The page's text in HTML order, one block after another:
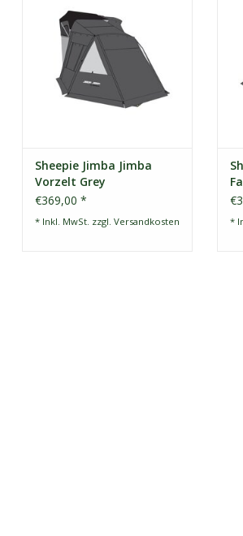
Robuste, wetterfestes Zelt für
zusätzlichen Schatten und Schutz.
Eine Größe!
Sheepie Jimba Jimba
Vorzelt Grey
€369,00 *
* Inkl. MwSt. zzgl. Versandkosten *